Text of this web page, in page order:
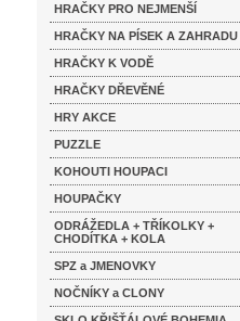
HRAČKY PRO NEJMENŠÍ
HRAČKY NA PÍSEK A ZAHRADU
HRAČKY K VODĚ
HRAČKY DŘEVĚNÉ
HRY AKCE
PUZZLE
KOHOUTI HOUPACI
HOUPAČKY
ODRÁŽEDLA + TŘÍKOLKY +
CHODÍTKA + KOLA
SPZ a JMENOVKY
NOČNÍKY a CLONY